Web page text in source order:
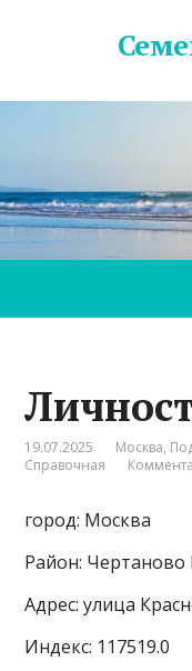
19.07.2025 Москва,
Справочная
город: Москва
Район:
Адрес: улица
Индекс: 117519.0